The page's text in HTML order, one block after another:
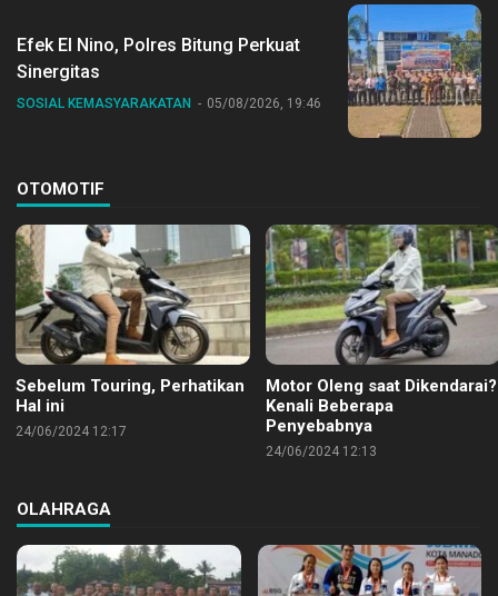
Efek El Nino, Polres Bitung Perkuat
Sinergitas
SOSIAL KEMASYARAKATAN 05/08/2026, 19:46
OTOMOTIF
Sebelum Touring, Perhatikan
Hal ini
24/06/2024 12:17
Motor Oleng saat Dikendarai?
Kenali Beberapa
Penyebabnya
24/06/2024 12:13
OLAHRAGA